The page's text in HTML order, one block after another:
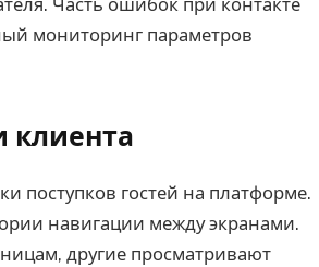
мониторинг параметров
клиента
поступков гостей на платформе.
навигации между экранами.
другие просматривают